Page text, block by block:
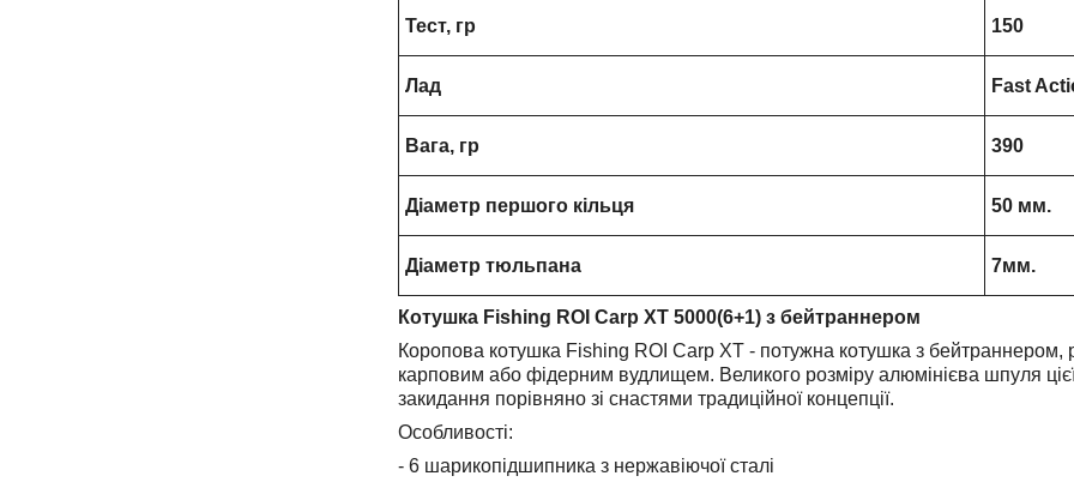
Тест, гр 150
Лад Fast
Вага, гр 390
Діаметр першого кільця 50 мм.
Діаметр тюльпана 7мм.
Котушка Fishing ROI Carp XT 5000(6+1) з бейтраннером
Коропова котушка Fishing ROI Carp XT - потужна котушка з
карповим або фідерним вудлищем. Великого розміру алюмінієва шпуля
закидання порівняно зі снастями традиційної концепції.
Особливості:
- 6 шарикопідшипника з нержавіючої сталі